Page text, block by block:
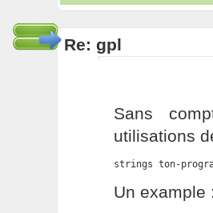
Re: gpl
Sans
utilisations
strings ton-
Un example